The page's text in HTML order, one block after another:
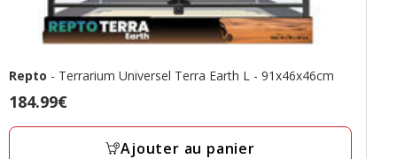
Repto - Terrarium Universel Terra Earth L - 91x46x46cm
Prix
184.99€
184.99€
Ajouter au panier